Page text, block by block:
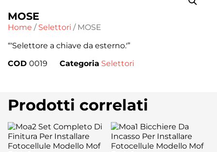
MOSE
Home / Selettori / MOSE
“‘Selettore a chiave da esterno.'”
COD 0019 Categoria Selettori
Prodotti correlati